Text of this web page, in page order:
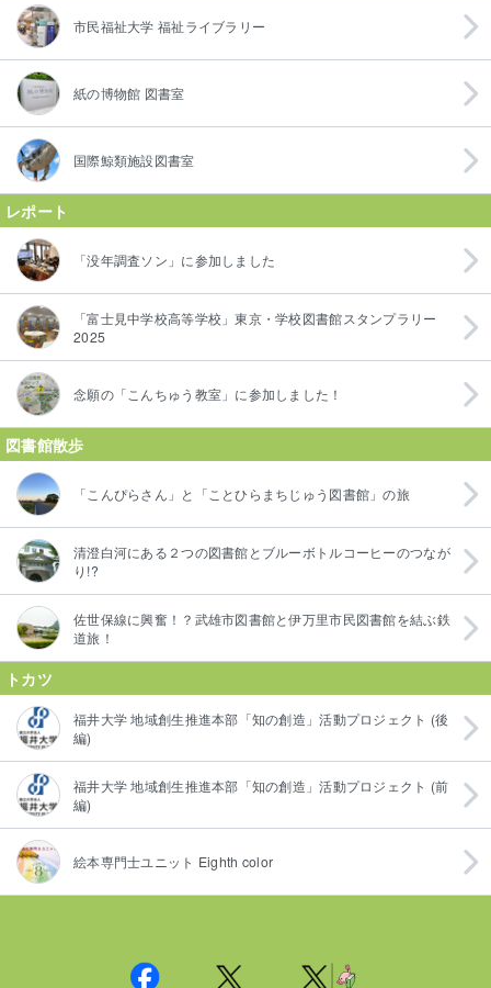
市民福祉大学 福祉ライブラリー
紙の博物館 図書室
国際鯨類施設図書室
レポート
「没年調査ソン」に参加しました
「富士見中学校高等学校」東京・学校図書館スタンプラリー
2025
念願の「こんちゅう教室」に参加しました！
図書館散歩
「こんぴらさん」と「ことひらまちじゅう図書館」の旅
清澄白河にある２つの図書館とブルーボトルコーヒーのつなが
り!?
佐世保線に興奮！？武雄市図書館と伊万里市民図書館を結ぶ鉄
道旅！
トカツ
福井大学 地域創生推進本部「知の創造」活動プロジェクト (後
編)
福井大学 地域創生推進本部「知の創造」活動プロジェクト (前
編)
絵本専門士ユニット Eighth color